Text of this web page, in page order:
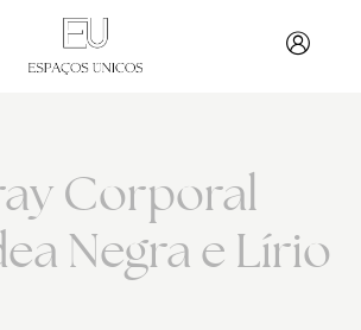
Corporal
Negra e Lírio
PESQUISAR